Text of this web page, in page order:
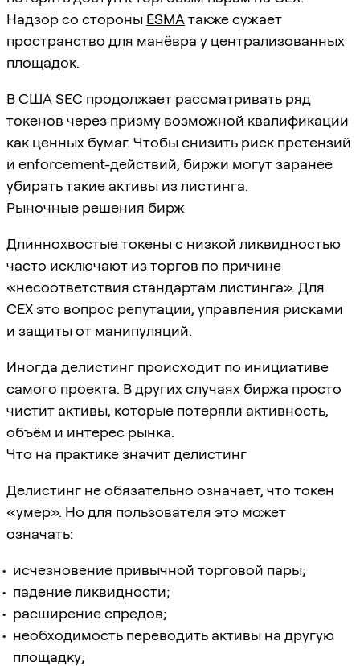
Надзор со стороны ESMA также сужает
пространство для манёвра у централизованных
площадок.
В США SEC продолжает рассматривать ряд
токенов через призму возможной квалификации
как ценных бумаг. Чтобы снизить риск претензий
и enforcement-действий, биржи могут заранее
убирать такие активы из листинга.
Рыночные решения бирж
Длиннохвостые токены с низкой ликвидностью
часто исключают из торгов по причине
«несоответствия стандартам листинга». Для
CEX это вопрос репутации, управления рисками
и защиты от манипуляций.
Иногда делистинг происходит по инициативе
самого проекта. В других случаях биржа просто
чистит активы, которые потеряли активность,
объём и интерес рынка.
Что на практике значит делистинг
Делистинг не обязательно означает, что токен
«умер». Но для пользователя это может
означать:
исчезновение привычной торговой пары;
падение ликвидности;
расширение спредов;
необходимость переводить активы на другую
площадку;